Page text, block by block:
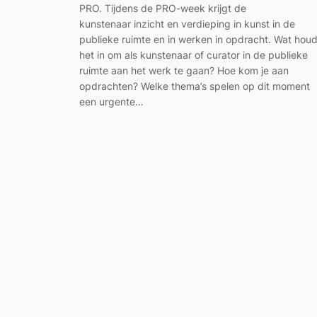
PRO. Tijdens de PRO-week krijgt de
kunstenaar inzicht en verdieping in kunst in de
publieke ruimte en in werken in opdracht. Wat
het in om als kunstenaar of curator in de publieke
ruimte aan het werk te gaan? Hoe kom je aan
opdrachten? Welke thema’s spelen op dit moment
een urgente…